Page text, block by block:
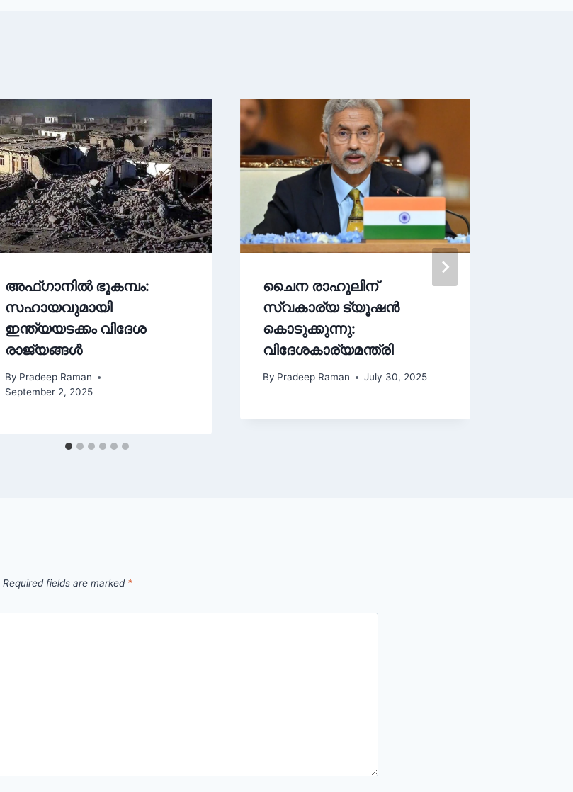
അഫ്ഗാനിൽ ഭൂകമ്പം:
സഹായവുമായി
ഇന്ത്യയടക്കം വിദേശ
രാജ്യങ്ങൾ
By Pradeep Raman
September 2, 2025
ചൈന രാഹുലിന്
സ്വകാര്യ ട്യൂഷൻ
കൊടുക്കുന്നു:
വിദേശകാര്യമന്ത്രി
By Pradeep Raman July 30, 2025
Required fields are marked *